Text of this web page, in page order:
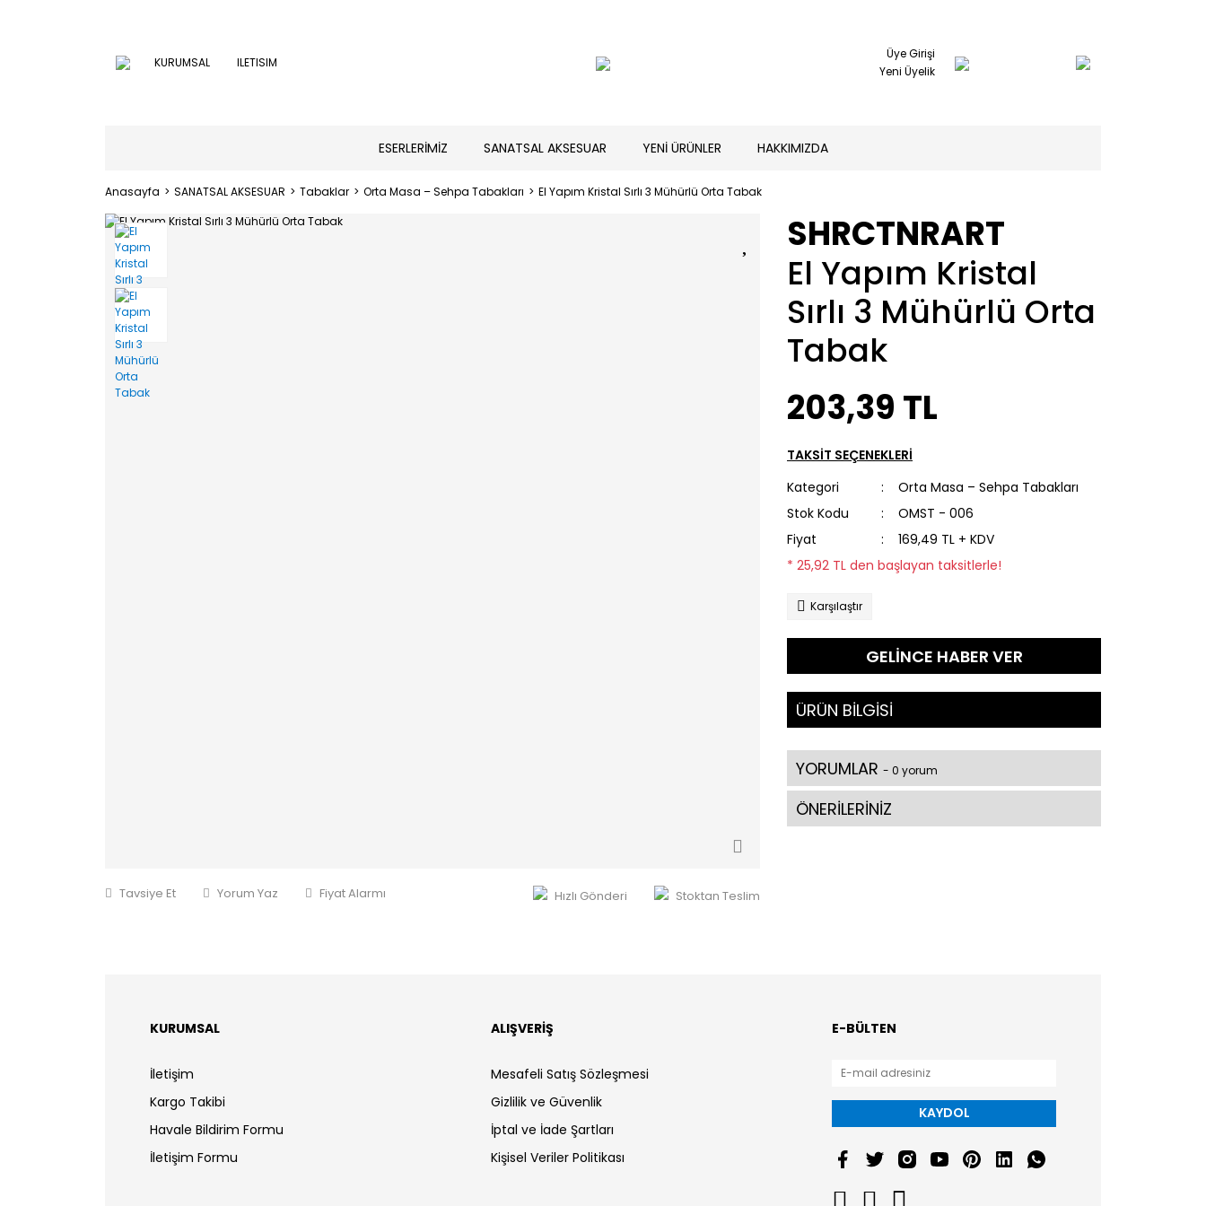
KURUMSAL ILETISIM
Üye Girişi
Yeni Üyelik
ESERLERİMİZ SANATSAL AKSESUAR YENİ ÜRÜNLER HAKKIMIZDA
Anasayfa SANATSAL AKSESUAR Tabaklar Orta Masa – Sehpa Tabakları El Yapım Kristal Sırlı 3 Mühürlü Orta Tabak
Tavsiye Et Yorum Yaz Fiyat Alarmı Hızlı Gönderi Stoktan Teslim
SHRCTNRART
El Yapım Kristal
Sırlı 3 Mühürlü Orta
Tabak
203,39 TL
TAKSİT SEÇENEKLERİ
Kategori
Orta Masa – Sehpa Tabakları
Stok Kodu
OMST - 006
Fiyat
169,49 TL + KDV
* 25,92 TL den başlayan taksitlerle!
Karşılaştır
GELİNCE HABER VER
ÜRÜN BİLGİSİ
YORUMLAR - 0 yorum
ÖNERİLERİNİZ
KURUMSAL
İletişim
Kargo Takibi
Havale Bildirim Formu
İletişim Formu
ALIŞVERİŞ
Mesafeli Satış Sözleşmesi
Gizlilik ve Güvenlik
İptal ve İade Şartları
Kişisel Veriler Politikası
E-BÜLTEN
KAYDOL